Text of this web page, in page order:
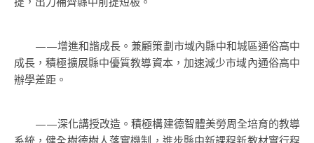
——增進和諧成長。兼顧策劃市域內縣中和城區通俗高中
成長，積極擴展縣中優質教導資本，加速減少市域內通俗高中
辦學差距。
——深化講授改造。積極構建德智體美勞周全培育的教導
系統，健全樹德樹人落實機制，進步縣中新課程新教材實行程